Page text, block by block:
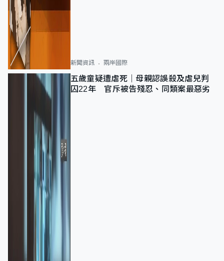
新聞資訊 兩岸國際
五歲童疑遭虐死｜母親認誤殺及虐兒判
囚22年 官斥被告殘忍、同類案最惡劣